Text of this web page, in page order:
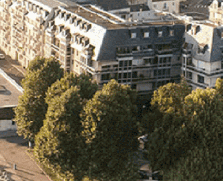
Exporter les lignes sélectionnées
Exporter toutes les colonnes
Exporter uniquement les colonnes affichées
Menu
<
>
- 🎁 Caen on aime, on partage
- 🎉 Les événements AVF
- Activités et Loisirs
Ajoutez un logo, un bouton, des réseaux sociaux
Cliquez pour éditer